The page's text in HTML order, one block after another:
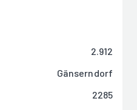
2.912
Gänserndorf
2285